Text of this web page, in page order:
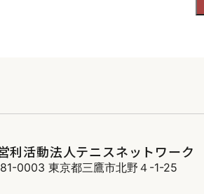
利活動法人テニスネットワーク
0003 東京都三鷹市北野４-1-25